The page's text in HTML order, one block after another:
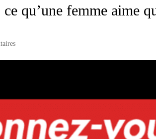
qu’une femme aime